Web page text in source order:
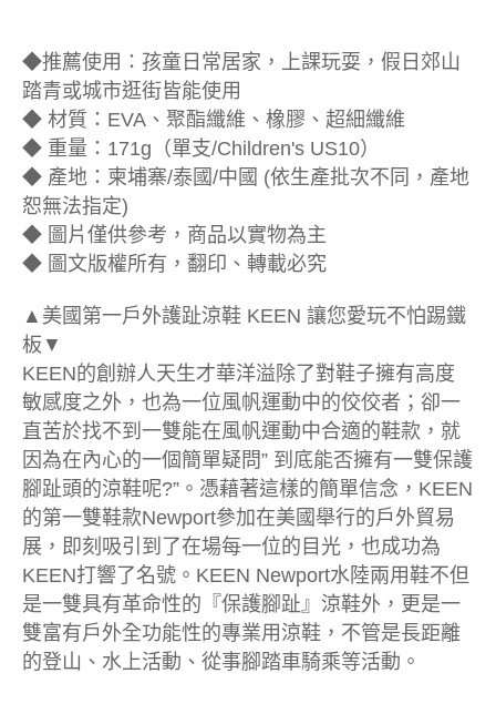
◆推薦使用：孩童日常居家，上課玩耍，假日郊山
踏青或城市逛街皆能使用
◆ 材質：EVA、聚酯纖維、橡膠、超細纖維
◆ 重量：171g（單支/Children's US10）
◆ 產地：柬埔寨/泰國/中國 (依生產批次不同，產地
恕無法指定)
◆ 圖片僅供參考，商品以實物為主
◆ 圖文版權所有，翻印、轉載必究
▲美國第一戶外護趾涼鞋 KEEN 讓您愛玩不怕踢鐵
板▼
KEEN的創辦人天生才華洋溢除了對鞋子擁有高度
敏感度之外，也為一位風帆運動中的佼佼者；卻一
直苦於找不到一雙能在風帆運動中合適的鞋款，就
因為在內心的一個簡單疑問” 到底能否擁有一雙保護
腳趾頭的涼鞋呢?”。憑藉著這樣的簡單信念，KEEN
的第一雙鞋款Newport參加在美國舉行的戶外貿易
展，即刻吸引到了在場每一位的目光，也成功為
KEEN打響了名號。KEEN Newport水陸兩用鞋不但
是一雙具有革命性的『保護腳趾』涼鞋外，更是一
雙富有戶外全功能性的專業用涼鞋，不管是長距離
的登山、水上活動、從事腳踏車騎乘等活動。